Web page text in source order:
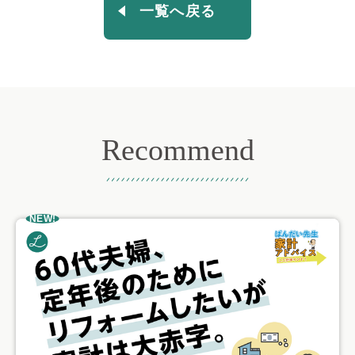
一覧へ戻る
Recommend
NEW!